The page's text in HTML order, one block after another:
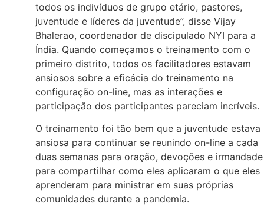
todos os indivíduos de grupo etário, pastores,
juventude e líderes da juventude”, disse Vijay
Bhalerao, coordenador de discipulado NYI para a
Índia. Quando começamos o treinamento com o
primeiro distrito, todos os facilitadores estavam
ansiosos sobre a eficácia do treinamento na
configuração on-line, mas as interações e
participação dos participantes pareciam incríveis.
O treinamento foi tão bem que a juventude estava
ansiosa para continuar se reunindo on-line a cada
duas semanas para oração, devoções e irmandade
para compartilhar como eles aplicaram o que eles
aprenderam para ministrar em suas próprias
comunidades durante a pandemia.